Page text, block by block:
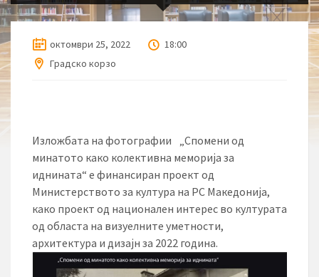
октомври 25, 2022
18:00
Градско корзо
Изложбата на фотографии „Спомени од
минатото како колективна меморија за
иднината“ е финансиран проект од
Министерството за култура на РС Македонија,
како проект од национален интерес во културата
од областа на визуелните уметности,
архитектура и дизајн за 2022 година.